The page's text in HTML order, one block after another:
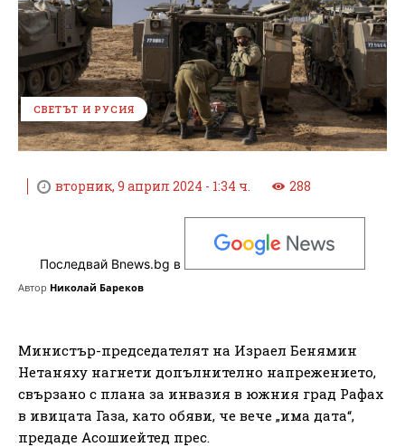
СВЕТЪТ И РУСИЯ
вторник, 9 април 2024 - 1:34 ч. 288
Последвай Bnews.bg в
Автор Николай Бареков
Министър-председателят на Израел Бенямин
Нетаняху нагнети допълнително напрежението,
свързано с плана за инвазия в южния град Рафах
в ивицата Газа, като обяви, че вече „има дата“,
предаде Асошиейтед прес.